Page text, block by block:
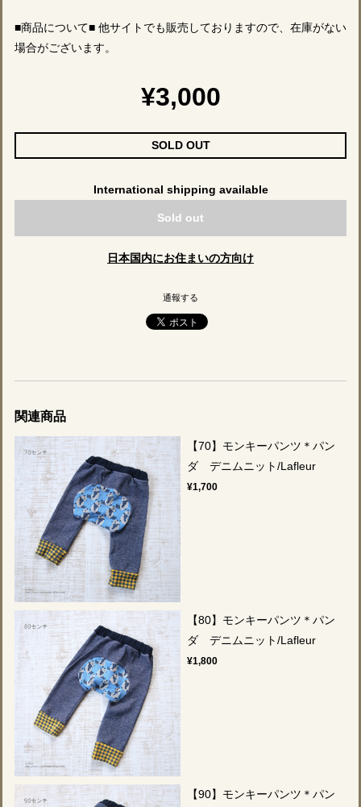
■商品について■ 他サイトでも販売しておりますので、在庫がない
場合がございます。
¥3,000
SOLD OUT
International shipping available
Sold out
日本国内にお住まいの方向け
通報する
関連商品
【70】モンキーパンツ＊パン
ダ デニムニット/Lafleur
¥1,700
【80】モンキーパンツ＊パン
ダ デニムニット/Lafleur
¥1,800
【90】モンキーパンツ＊パン